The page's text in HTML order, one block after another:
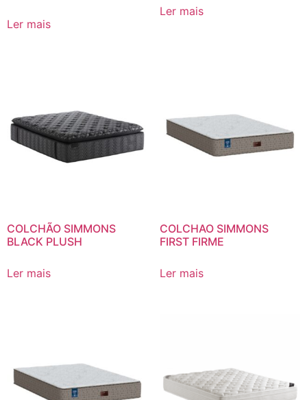
Ler mais
Ler mais
COLCHÃO SIMMONS
BLACK PLUSH
Ler mais
COLCHAO SIMMONS
FIRST FIRME
Ler mais